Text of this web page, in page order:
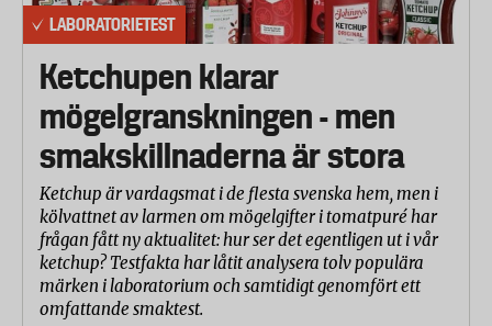
LABORATORIETEST
Ketchupen klarar
mögelgranskningen - men
smakskillnaderna är stora
Ketchup är vardagsmat i de flesta svenska hem, men i
kölvattnet av larmen om mögelgifter i tomatpuré har
frågan fått ny aktualitet: hur ser det egentligen ut i vår
ketchup? Testfakta har låtit analysera tolv populära
märken i laboratorium och samtidigt genomfört ett
omfattande smaktest.